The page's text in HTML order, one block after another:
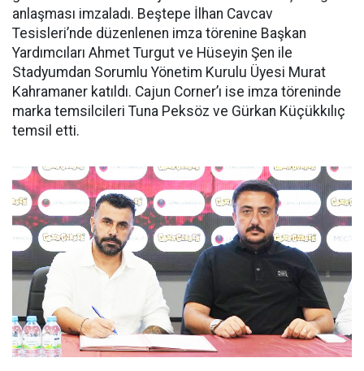
anlaşması imzaladı. Beştepe İlhan Cavcav
Tesisleri’nde düzenlenen imza törenine Başkan
Yardımcıları Ahmet Turgut ve Hüseyin Şen ile
Stadyumdan Sorumlu Yönetim Kurulu Üyesi Murat
Kahramaner katıldı. Cajun Corner’ı ise imza töreninde
marka temsilcileri Tuna Peksöz ve Gürkan Küçükkılıç
temsil etti.